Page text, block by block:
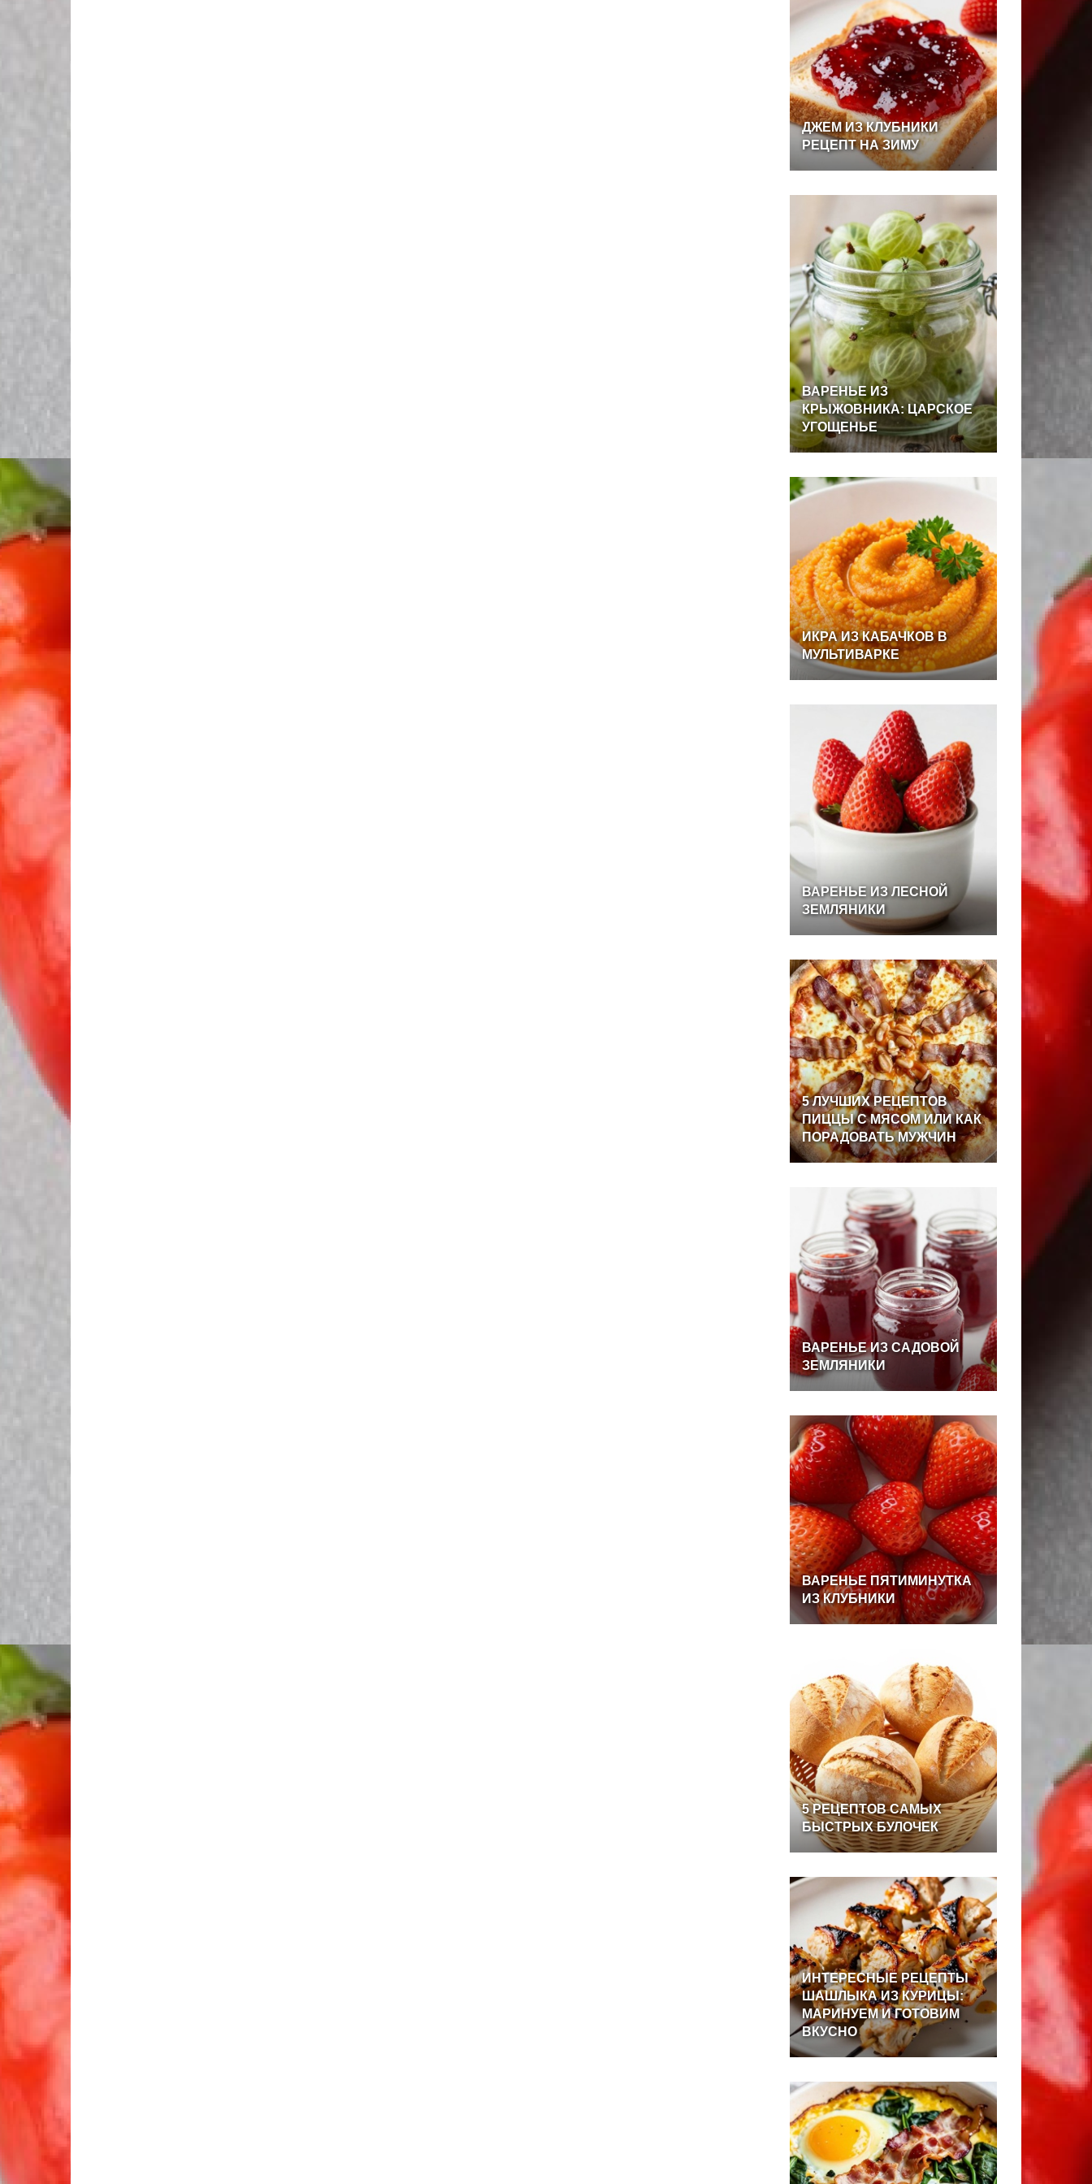
ДЖЕМИЗКЛУБНИКИ
РЕЦЕПТНАЗИМУ
ВАРЕНЬЕИЗ
КРЫЖОВНИКА:ЦАРСКОЕ
УГОЩЕНЬЕ
ИКРАИЗКАБАЧКОВВ
МУЛЬТИВАРКЕ
ВАРЕНЬЕ ИЗЛЕСНОЙ
ЗЕМЛЯНИКИ
5ЛУЧШИХРЕЦЕПТОВ
ПИЦЦЫСМЯСОМИЛИКАК
ПОРАДОВАТЬМУЖЧИН
ВАРЕНЬЕИЗ САДОВОЙ
ЗЕМЛЯНИКИ
ВАРЕНЬЕПЯТИМИНУТКА
ИЗКЛУБНИКИ
5РЕЦЕПТОВСАМЫХ
БЫСТРЫХБУЛОЧЕК
ИНТЕРЕСНЫЕРЕЦЕПТЫ
ШАШЛЫКАИЗКУРИЦЫ:
МАРИНУЕМИГОТОВИМ
ВКУСНО